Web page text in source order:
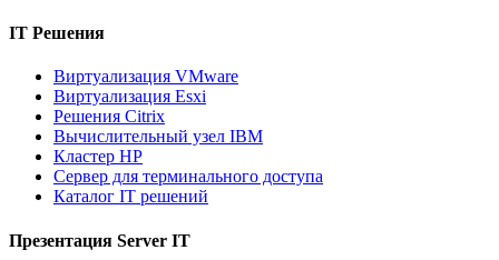
IT Решения
Виртуализация VMware
Виртуализация Esxi
Решения Citrix
Вычислительный узел IBM
Кластер HP
Сервер для терминального доступа
Каталог IT решений
Презентация Server IT